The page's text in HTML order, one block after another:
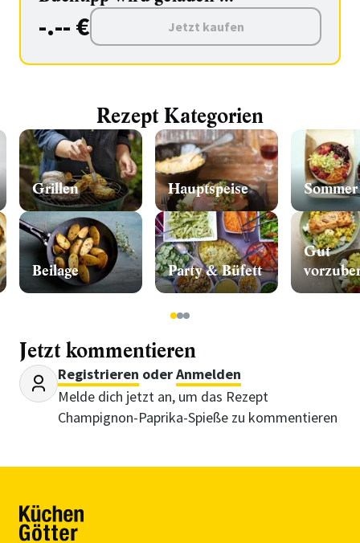
-.-- € Jetzt kaufen
Rezept Kategorien
Grillen
Beilage
Hauptspeise
Party & Büfett
Sommer
Gut
123
Jetzt kommentieren
Registrieren oderAnmelden
Melde dich jetzt an, um das Rezept
Champignon-Paprika-Spieße zu kommentieren